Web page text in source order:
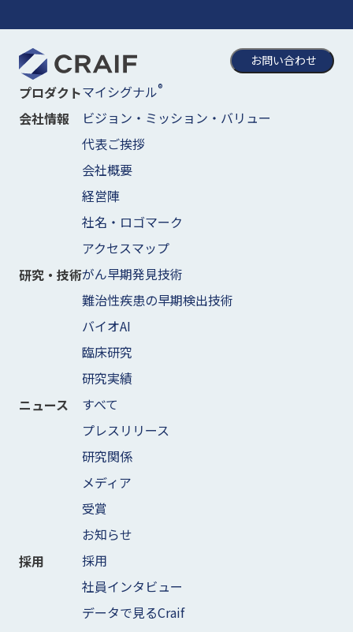
お問い合わせ
プロダクトマイシグナル®
会社情報
ビジョン・ミッション・バリュー
代表ご挨拶
会社概要
経営陣
社名・ロゴマーク
アクセスマップ
研究・技術がん早期発見技術
難治性疾患の早期検出技術
バイオAI
臨床研究
研究実績
ニュース
すべて
プレスリリース
研究関係
メディア
受賞
お知らせ
採用
採用
社員インタビュー
データで見るCraif